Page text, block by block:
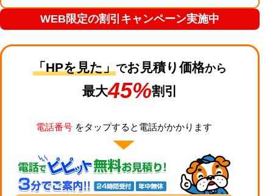
WEB限定の割引キャンペーン実施中
「HPを見た」 でお見積り価格から
最大45%割引
電話番号をタップすると電話がかかります